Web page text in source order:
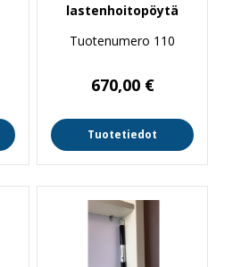
lastenhoitopöytä
Tuotenumero 110
670,00 €
Tuotetiedot